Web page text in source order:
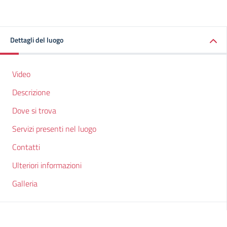
Dettagli del luogo
Video
Descrizione
Dove si trova
Servizi presenti nel luogo
Contatti
Ulteriori informazioni
Galleria